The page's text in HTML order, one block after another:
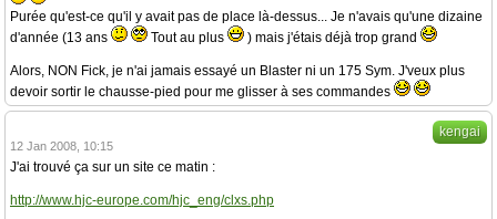
Purée qu'est-ce qu'il y avait pas de place là-dessus... Je n'avais qu'une dizaine
d'année (13 ans
Tout au plus ) mais j'étais déjà trop grand
Alors, NON Fick, je n'ai jamais essayé un Blaster ni un 175 Sym. J'veux plus
devoir sortir le chausse-pied pour me glisser à ses commandes
kengai
12 Jan 2008, 10:15
J'ai trouvé ça sur un site ce matin :
http://www.hjc-europe.com/hjc_eng/clxs.php